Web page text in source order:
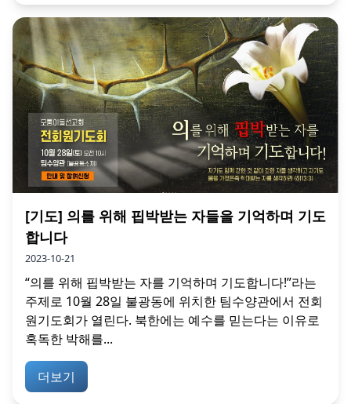
[기도] 의를 위해 핍박받는 자들을 기억하며 기도
합니다
2023-10-21
“의를 위해 핍박받는 자를 기억하며 기도합니다!”라는
주제로 10월 28일 불광동에 위치한 팀수양관에서 전회
원기도회가 열린다. 북한에는 예수를 믿는다는 이유로
혹독한 박해를...
더보기